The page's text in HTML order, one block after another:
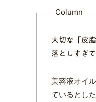
Column
大切な「皮
落としすぎ
美容液オイ
ているとし